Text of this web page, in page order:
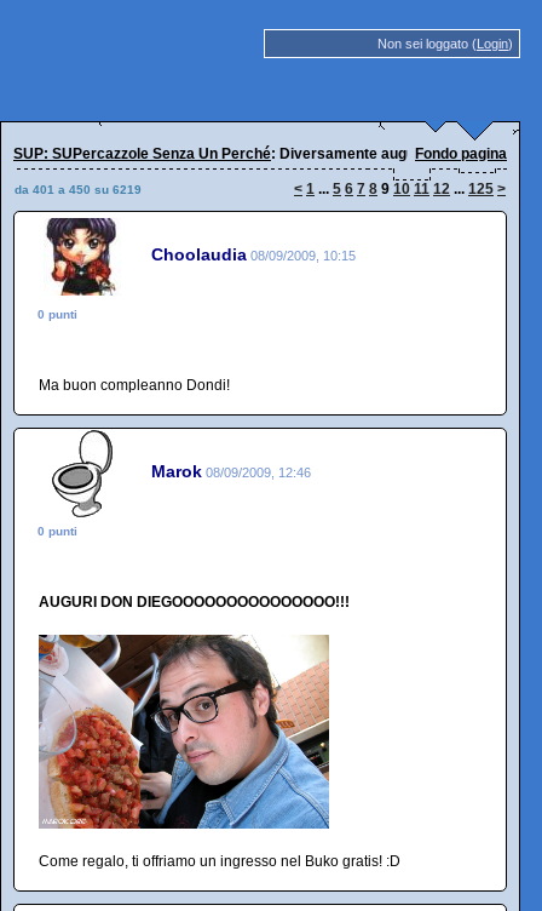
Non sei loggato (Login)
SUP: SUPercazzole Senza Un Perché: Diversamente auguri!Fondo pagina
da 401 a 450 su 6219 < 1 ... 5 6 7 8 9 10 11 12 ... 125 >
Choolaudia 08/09/2009, 10:15
0 punti
Ma buon compleanno Dondi!
Marok 08/09/2009, 12:46
0 punti
AUGURI DON DIEGOOOOOOOOOOOOOOO!!!
Come regalo, ti offriamo un ingresso nel Buko gratis! :D